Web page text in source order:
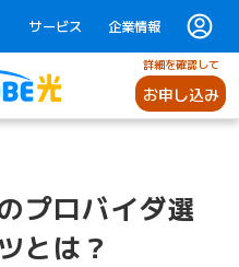
サービス 企業情報
詳細を確認して
お申し込み
プロバイダ選
とは？